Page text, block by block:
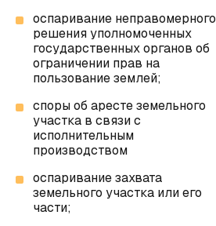
оспаривание неправомерного
решения уполномоченных
государственных органов об
ограничении прав на
пользование землей;
споры об аресте земельного
участка в связи с
исполнительным
производством
оспаривание захвата
земельного участка или его
части;